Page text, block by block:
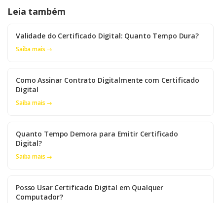
Leia também
Validade do Certificado Digital: Quanto Tempo Dura?
Saiba mais →
Como Assinar Contrato Digitalmente com Certificado
Digital
Saiba mais →
Quanto Tempo Demora para Emitir Certificado
Digital?
Saiba mais →
Posso Usar Certificado Digital em Qualquer
Computador?